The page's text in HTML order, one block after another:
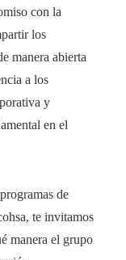
con la
los
manera abierta
a los
y
en el
de
te invitamos
manera el grupo